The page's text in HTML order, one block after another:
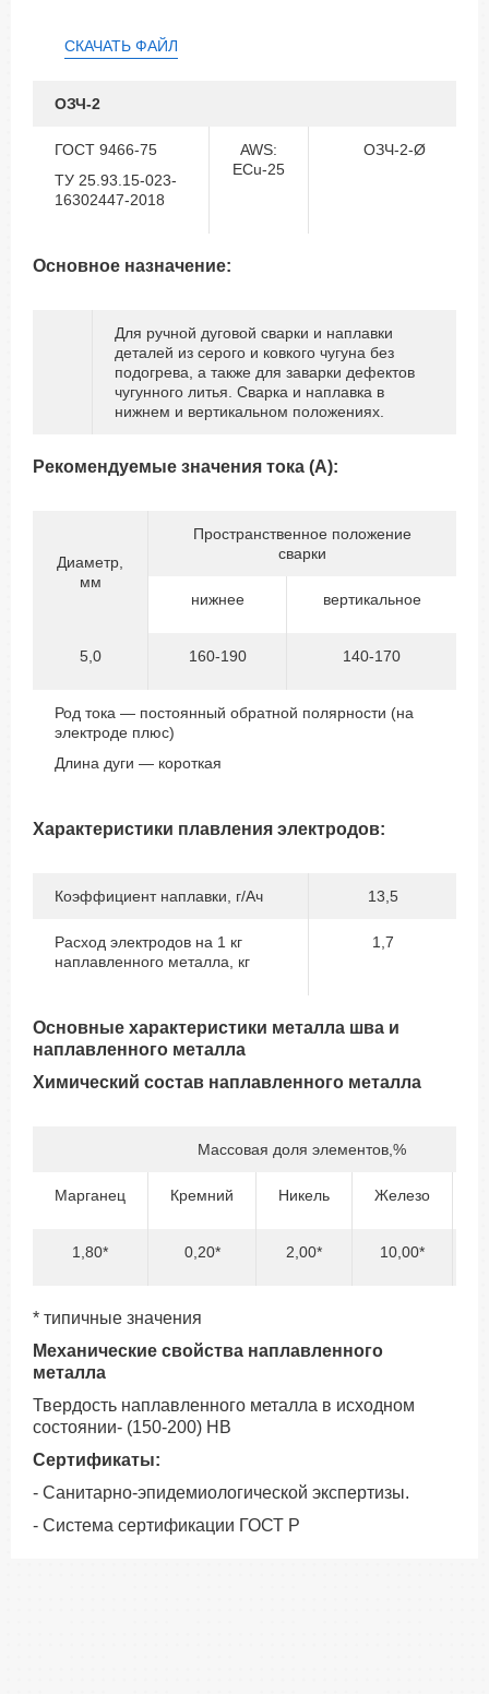
СКАЧАТЬ ФАЙЛ
ОЗЧ-2
ГОСТ 9466-75
ТУ 25.93.15-023-
16302447-2018
AWS:
ECu-25
ОЗЧ-2-Ø
Основное назначение:
Для ручной дуговой сварки и наплавки
деталей из серого и ковкого чугуна без
подогрева, а также для заварки дефектов
чугунного литья. Сварка и наплавка в
нижнем и вертикальном положениях.
Рекомендуемые значения тока (А):
Диаметр,
мм
Пространственное положение
сварки
нижнее вертикальное
5,0 160-190 140-170
Род тока — постоянный обратной полярности (на
электроде плюс)
Длина дуги — короткая
Характеристики плавления электродов:
Коэффициент наплавки, г/Ач 13,5
Расход электродов на 1 кг
наплавленного металла, кг
1,7
Основные характеристики металла шва и
наплавленного металла
Химический состав наплавленного металла
Массовая доля элементов,%
Марганец Кремний Никель Железо
1,80* 0,20* 2,00* 10,00*
* типичные значения
Механические свойства наплавленного
металла
Твердость наплавленного металла в исходном
состоянии- (150-200) НВ
Сертификаты:
- Санитарно-эпидемиологической экспертизы.
- Система сертификации ГОСТ Р